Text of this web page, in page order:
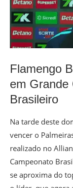
Flamengo
em Grande
Brasileiro
Na tarde deste
vencer o
realizado no
Campeonato
se aproxima do